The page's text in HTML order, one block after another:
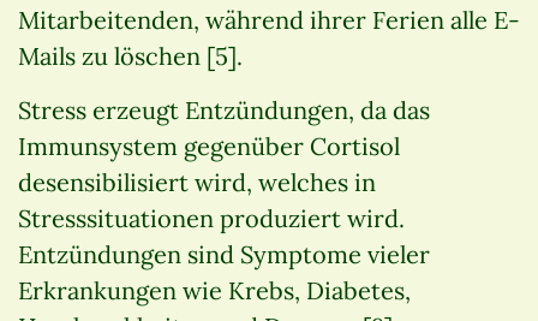
Mitarbeitenden, während ihrer Ferien alle E-
Mails zu löschen [5].
Stress erzeugt Entzündungen, da das
Immunsystem gegenüber Cortisol
desensibilisiert wird, welches in
Stresssituationen produziert wird.
Entzündungen sind Symptome vieler
Erkrankungen wie Krebs, Diabetes,